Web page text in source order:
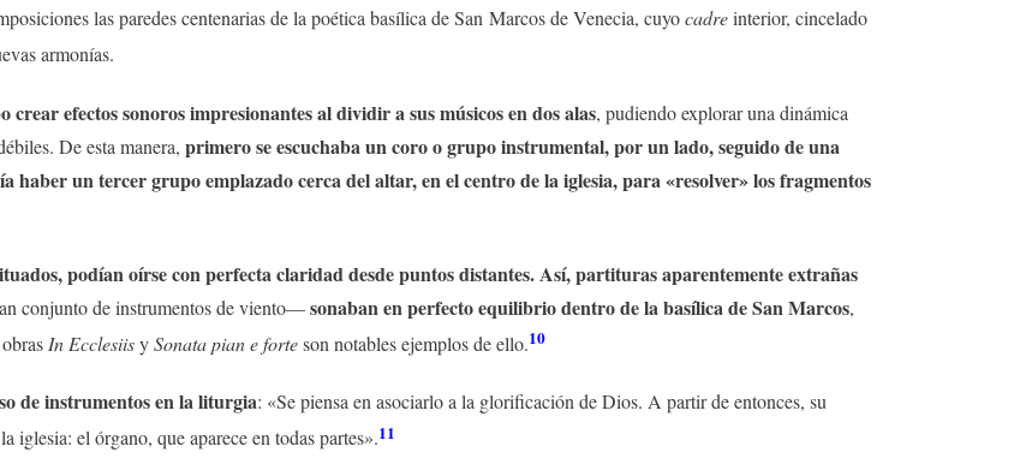
las paredes centenarias de la poética basílica de San Marcos de Venecia, cuyocadreinterior, cincelado
armonías.
efectos sonoros impresionantes al dividir a sus músicos en dos alas, pudiendo explorar una dinámica
De esta manera, primero se escuchaba un coro o grupo instrumental, por un lado, seguido de una
haber un tercer grupo emplazado cerca del altar, en el centro de la iglesia, para «resolver» los fragmentos
podían oírse con perfecta claridad desde puntos distantes. Así, partituras aparentemente extrañas
conjunto de instrumentos de viento—sonaban en perfecto equilibrio dentro de la basílica de San Marcos,
In EcclesiisySonata pian e forteson notables ejemplos de ello.10
de instrumentos en la liturgia: «Se piensa en asociarlo a la glorificación de Dios. A partir de entonces, su
iglesia: el órgano, que aparece en todas partes».11